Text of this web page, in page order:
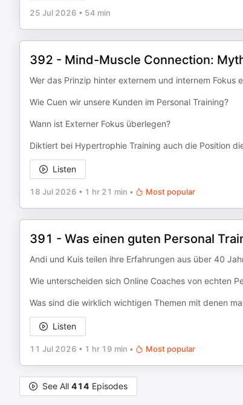
25 Jul 2026 • 54 min
392 - Mind-Muscle Connection:
Wer das Prinzip hinter externem und internem
Wie Cuen wir unsere Kunden im Personal Training?
Wann ist Externer Fokus überlegen?
Diktiert bei Hypertrophie Training auch die Position
Listen
18 Jul 2026 • 1 hr 21 min • Most popular
391 - Was einen guten Personal
Andi und Kuis teilen ihre Erfahrungen aus über 40
Wie unterscheiden sich Online Coaches von echten
Was sind die wirklich wichtigen Themen mit denen
Listen
11 Jul 2026 • 1 hr 19 min • Most popular
See All 414 Episodes